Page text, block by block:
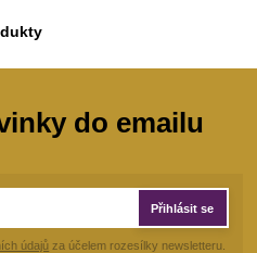
do emailu
Přihlásit se
údajů za účelem rozesílky newsletteru.